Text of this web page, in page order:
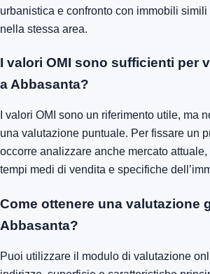
urbanistica e confronto con immobili simili
nella stessa area.
I valori OMI sono sufficienti per
a Abbasanta?
I valori OMI sono un riferimento utile, ma
una valutazione puntuale. Per fissare un
occorre analizzare anche mercato attuale,
tempi medi di vendita e specifiche
Come ottenere una valutazione
Abbasanta?
Puoi utilizzare il modulo di valutazione